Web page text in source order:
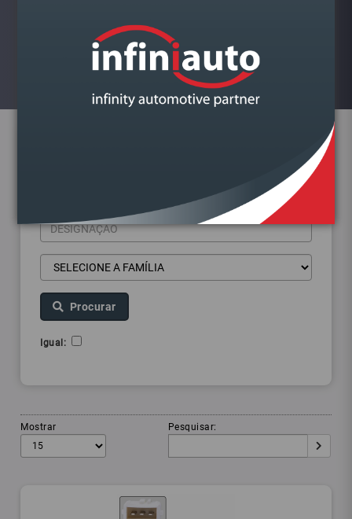
Visualizar
Procurar
Igual:
Mostrar Pesquisar: